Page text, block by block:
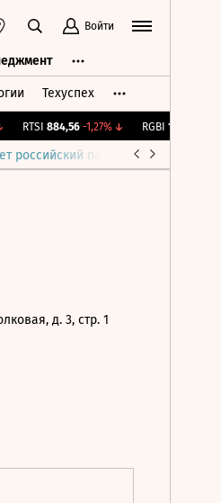
Войти
Техуспех
RTSI 884,56 -1,27%↓ RGBI 115,4
российский парламент
д. 3, стр. 1